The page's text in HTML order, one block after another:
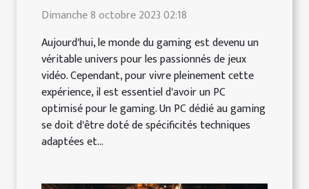
Dimanche 8 octobre 2023 02:18
Aujourd'hui, le monde du gaming est devenu un
véritable univers pour les passionnés de jeux
vidéo. Cependant, pour vivre pleinement cette
expérience, il est essentiel d'avoir un PC
optimisé pour le gaming. Un PC dédié au gaming
se doit d'être doté de spécificités techniques
adaptées et...